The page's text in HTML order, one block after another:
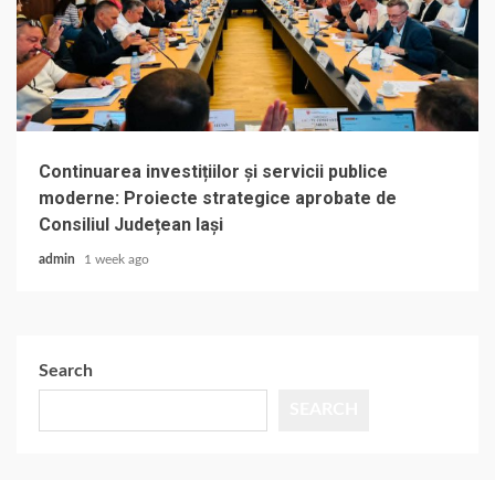
Continuarea investițiilor și servicii publice
moderne: Proiecte strategice aprobate de
Consiliul Județean Iași
admin 1 week ago
Search